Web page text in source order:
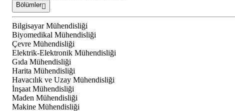
Bölümler
Bilgisayar Mühendisliği
Biyomedikal Mühendisliği
Çevre Mühendisliği
Elektrik-Elektronik Mühendisliği
Gıda Mühendisliği
Harita Mühendisliği
Havacılık ve Uzay Mühendisliği
İnşaat Mühendisliği
Maden Mühendisliği
Makine Mühendisliği